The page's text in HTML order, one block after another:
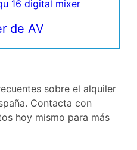
de AV
sobre el alquiler
Contacta con
hoy mismo para más